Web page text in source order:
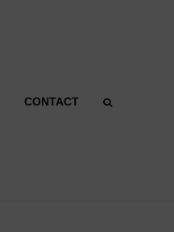
CONTACT